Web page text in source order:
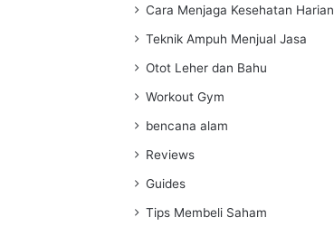
Cara Menjaga Kesehatan Harian
Teknik Ampuh Menjual Jasa
Otot Leher dan Bahu
Workout Gym
bencana alam
Reviews
Guides
Tips Membeli Saham